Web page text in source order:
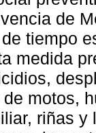
de
tiempo
medida
motos,
riñas